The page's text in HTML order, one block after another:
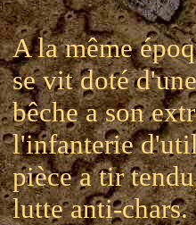
A la même
se vit doté
bêche a son
l'infanterie
pièce a tir
lutte anti-chars.